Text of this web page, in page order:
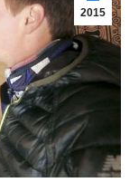
2015